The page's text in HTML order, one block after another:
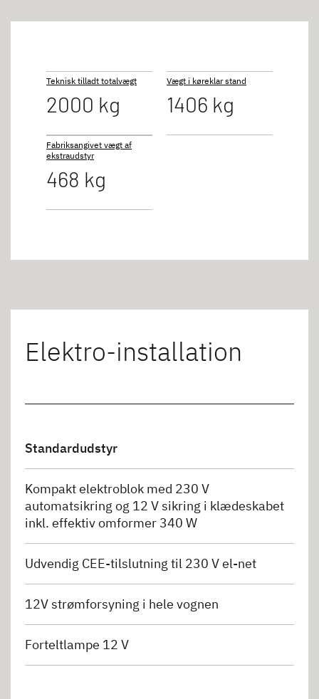
Teknisk tilladt totalvægt
2000 kg
Vægt i køreklar stand
1406 kg
Fabriksangivet vægt af
ekstraudstyr
468 kg
Elektro-installation
Standardudstyr
Kompakt elektroblok med 230 V
automatsikring og 12 V sikring i klædeskabet
inkl. effektiv omformer 340 W
Udvendig CEE-tilslutning til 230 V el-net
12V strømforsyning i hele vognen
Forteltlampe 12 V